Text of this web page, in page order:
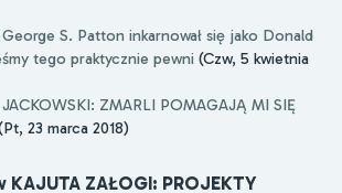
George S. Patton inkarnował się jako Donald
tego praktycznie pewni (Czw, 5 kwietnia
ZMARLI POMAGAJĄ MI SIĘ
23 marca 2018)
KAJUTA ZAŁOGI: PROJEKTY